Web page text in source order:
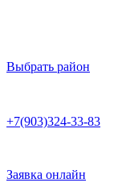
Выбрать район
+7(903)324-33-83
Заявка онлайн